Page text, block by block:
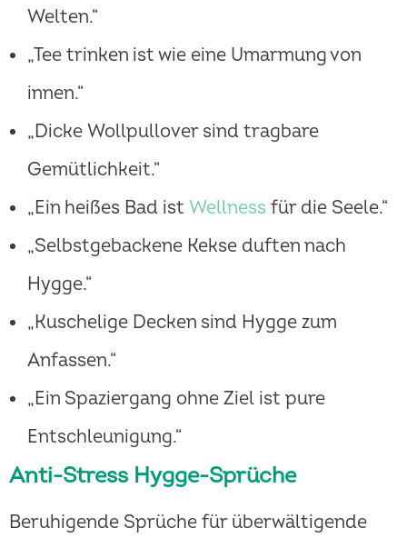
Welten.“
„Tee trinken ist wie eine Umarmung von
innen.“
„Dicke Wollpullover sind tragbare
Gemütlichkeit.“
„Ein heißes Bad ist Wellness für die Seele.“
„Selbstgebackene Kekse duften nach
Hygge.“
„Kuschelige Decken sind Hygge zum
Anfassen.“
„Ein Spaziergang ohne Ziel ist pure
Entschleunigung.“
Anti-Stress Hygge-Sprüche
Beruhigende Sprüche für überwältigende